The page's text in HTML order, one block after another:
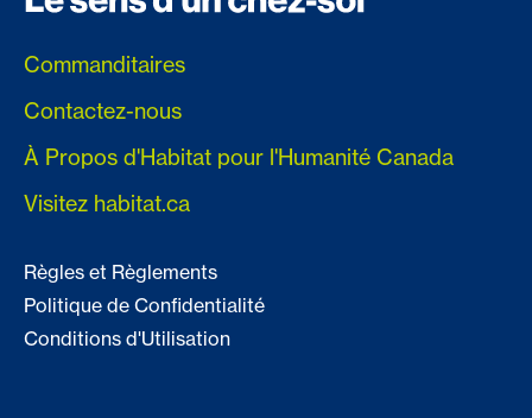
Commanditaires
Contactez-nous
À Propos d'Habitat pour l'Humanité Canada
Visitez habitat.ca
Règles et Règlements
Politique de Confidentialité
Conditions d'Utilisation